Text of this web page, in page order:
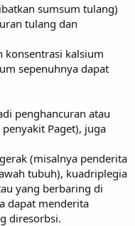
sumsum tulang)
tulang dan
konsentrasi kalsium
sepenuhnya dapat
penghancuran atau
Paget), juga
(misalnya penderita
tubuh), kuadriplegia
yang berbaring di
dapat menderita
diresorbsi.